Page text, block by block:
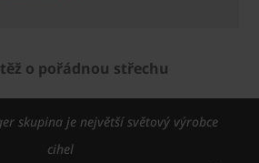
o pořádnou střechu
skupina je největší světový výrobce
cihel